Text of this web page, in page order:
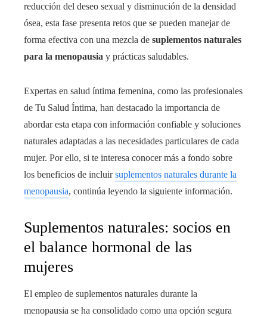
reducción del deseo sexual y disminución de la densidad
ósea, esta fase presenta retos que se pueden manejar de
forma efectiva con una mezcla de suplementos naturales
para la menopausia y prácticas saludables.
Expertas en salud íntima femenina, como las profesionales
de Tu Salud Íntima, han destacado la importancia de
abordar esta etapa con información confiable y soluciones
naturales adaptadas a las necesidades particulares de cada
mujer. Por ello, si te interesa conocer más a fondo sobre
los beneficios de incluirsuplementos naturales durante la
menopausia, continúa leyendo la siguiente información.
Suplementos naturales: socios en
el balance hormonal de las
mujeres
El empleo de suplementos naturales durante la
menopausia se ha consolidado como una opción segura